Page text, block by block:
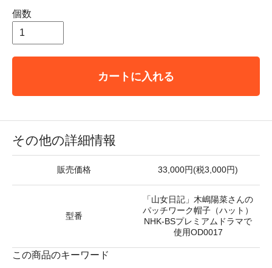
個数
カートに入れる
その他の詳細情報
販売価格 33,000円(税3,000円)
型番
「山女日記」木嶋陽菜さんの
パッチワーク帽子（ハット）
NHK-BSプレミアムドラマで
使用OD0017
この商品のキーワード